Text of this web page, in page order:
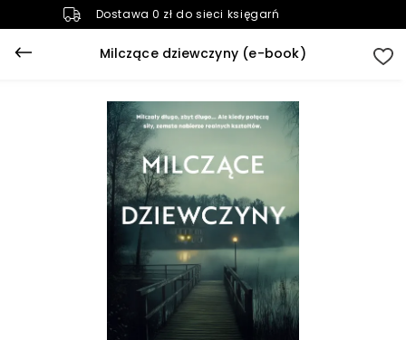
Dostawa 0 zł do sieci księgarń
Milczące dziewczyny (e-book)